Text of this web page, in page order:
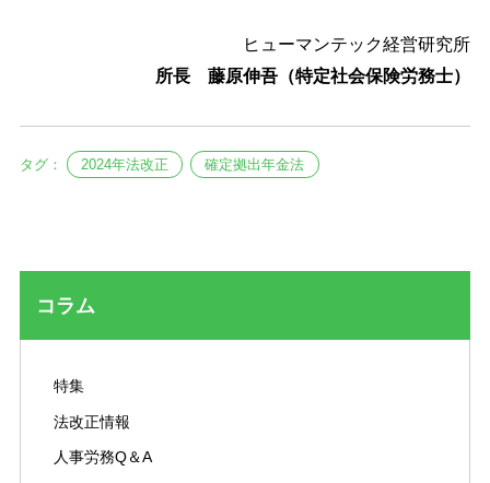
ヒューマンテック経営研究所
所長 藤原伸吾（特定社会保険労務士）
タグ： 2024年法改正 確定拠出年金法
コラム
特集
法改正情報
人事労務Q＆A